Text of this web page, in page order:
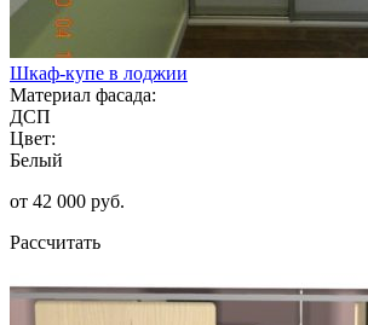
Шкаф-купе в лоджии
Материал фасада:
ДСП
Цвет:
Белый
от 42 000 руб.
Рассчитать